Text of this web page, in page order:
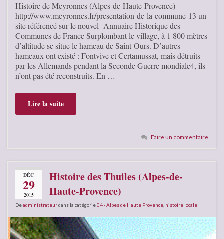
Histoire de Meyronnes (Alpes-de-Haute-Provence)
http://www.meyronnes.fr/presentation-de-la-commune-13 un
site référencé sur le nouvel Annuaire Historique des
Communes de France Surplombant le village, à 1 800 mètres
d’altitude se situe le hameau de Saint-Ours. D’autres
hameaux ont existé : Fontvive et Certamussat, mais détruits
par les Allemands pendant la Seconde Guerre mondiale4, ils
n’ont pas été reconstruits. En …
Lire la suite
Faire un commentaire
DÉC
29
2015
Histoire des Thuiles (Alpes-de-
Haute-Provence)
Deadministrateurdans la catégorie04 - Alpes de Haute Provence histoire locale